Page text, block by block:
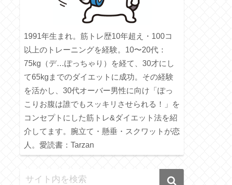
1991年生まれ。筋トレ歴10年超え・100コ
以上のトレーニングを経験。10〜20代：
75kg（デ…ぽっちゃり）を経て、30才にし
て65kgまでのダイエットに成功。その経験
を活かし、30代オーバー男性に向け「ぽっ
こりお腹は誰でもスッキリさせられる！」を
コンセプトにした筋トレ&ダイエット法を紹
介してます。腕立て・懸垂・スクワットが恋
人。愛読書：Tarzan